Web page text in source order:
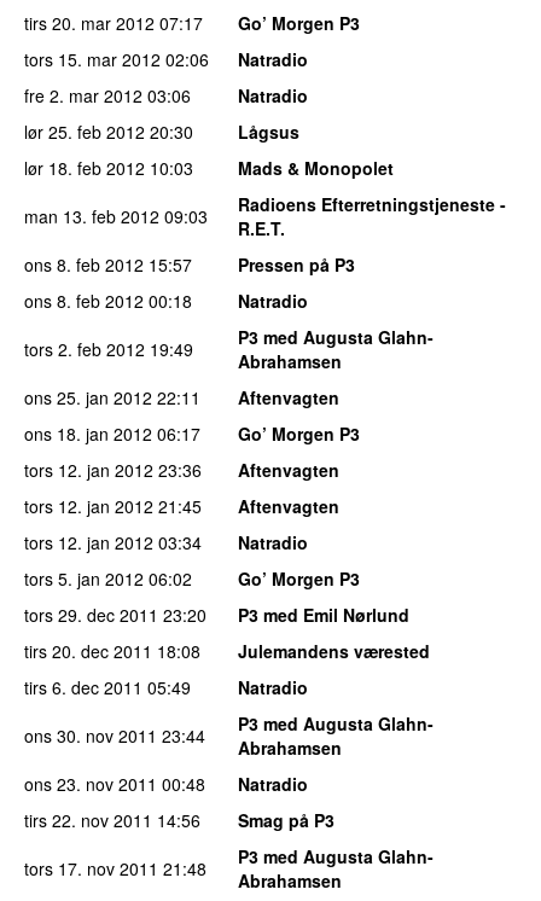
tirs 20. mar 2012 07:17
Go’ Morgen P3
tors 15. mar 2012 02:06
Natradio
fre 2. mar 2012 03:06
Natradio
lør 25. feb 2012 20:30
Lågsus
lør 18. feb 2012 10:03
Mads & Monopolet
man 13. feb 2012 09:03
Radioens Efterretningstjeneste -
R.E.T.
ons 8. feb 2012 15:57
Pressen på P3
ons 8. feb 2012 00:18
Natradio
tors 2. feb 2012 19:49
P3 med Augusta Glahn-
Abrahamsen
ons 25. jan 2012 22:11
Aftenvagten
ons 18. jan 2012 06:17
Go’ Morgen P3
tors 12. jan 2012 23:36
Aftenvagten
tors 12. jan 2012 21:45
Aftenvagten
tors 12. jan 2012 03:34
Natradio
tors 5. jan 2012 06:02
Go’ Morgen P3
tors 29. dec 2011 23:20
P3 med Emil Nørlund
tirs 20. dec 2011 18:08
Julemandens værested
tirs 6. dec 2011 05:49
Natradio
ons 30. nov 2011 23:44
P3 med Augusta Glahn-
Abrahamsen
ons 23. nov 2011 00:48
Natradio
tirs 22. nov 2011 14:56
Smag på P3
tors 17. nov 2011 21:48
P3 med Augusta Glahn-
Abrahamsen